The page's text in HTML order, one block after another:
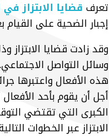
تعرفقضايا الابتزاز
إجبار الضحية على
وقد زادت قضايا الابتزاز
وسائل التواصل
هذه الأفعال واعتبرها
أجل أن يقوم بأحد
الكبرى التي تقتضي
الابتزاز عبر الخطوات